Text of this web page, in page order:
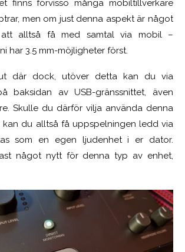
finns förvisso många mobiltillverkare
men om just denna aspekt är något
alltså få med samtal via mobil –
har 3.5 mm-möjligheter först.
där dock, utöver detta kan du via
baksidan av USB-gränssnittet, även
Skulle du därför vilja använda denna
kan du alltså få uppspelningen ledd via
som en egen ljudenhet i er dator.
något nytt för denna typ av enhet,